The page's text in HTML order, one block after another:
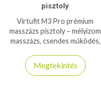
pisztoly
Virtufit M3 Pro prémium
masszázs pisztoly – mélyizom
masszázs, csendes működés,
profi regenerálódáshoz.
Megtekintés